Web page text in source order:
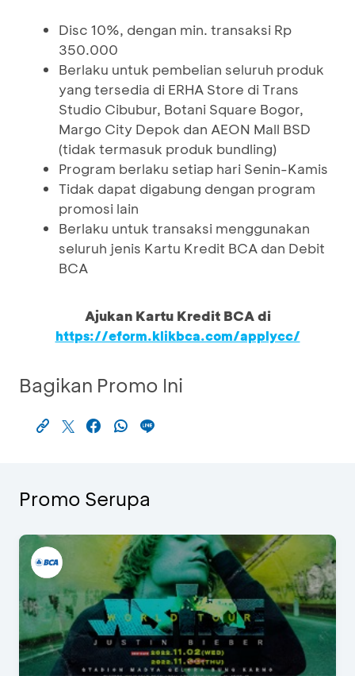
Disc 10%, dengan min. transaksi Rp
350.000
Berlaku untuk pembelian seluruh produk
yang tersedia di ERHA Store di Trans
Studio Cibubur, Botani Square Bogor,
Margo City Depok dan AEON Mall BSD
(tidak termasuk produk bundling)
Program berlaku setiap hari Senin-Kamis
Tidak dapat digabung dengan program
promosi lain
Berlaku untuk transaksi menggunakan
seluruh jenis Kartu Kredit BCA dan Debit
BCA
Ajukan Kartu Kredit BCA di
https://eform.klikbca.com/applycc/
Bagikan Promo Ini
Promo Serupa